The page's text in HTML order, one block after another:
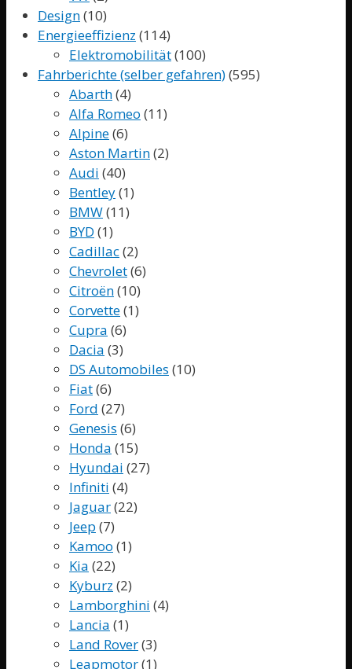
Design(10)
Energieeffizienz (114)
Elektromobilität(100)
Fahrberichte (selber gefahren)(595)
Abarth(4)
Alfa Romeo (11)
Alpine(6)
Aston Martin(2)
Audi (40)
Bentley(1)
BMW(11)
BYD (1)
Cadillac(2)
Chevrolet(6)
Citroën(10)
Corvette(1)
Cupra (6)
Dacia (3)
DS Automobiles (10)
Fiat(6)
Ford (27)
Genesis (6)
Honda (15)
Hyundai (27)
Infiniti (4)
Jaguar(22)
Jeep (7)
Kamoo (1)
Kia (22)
Kyburz (2)
Lamborghini (4)
Lancia (1)
Land Rover(3)
Leapmotor(1)